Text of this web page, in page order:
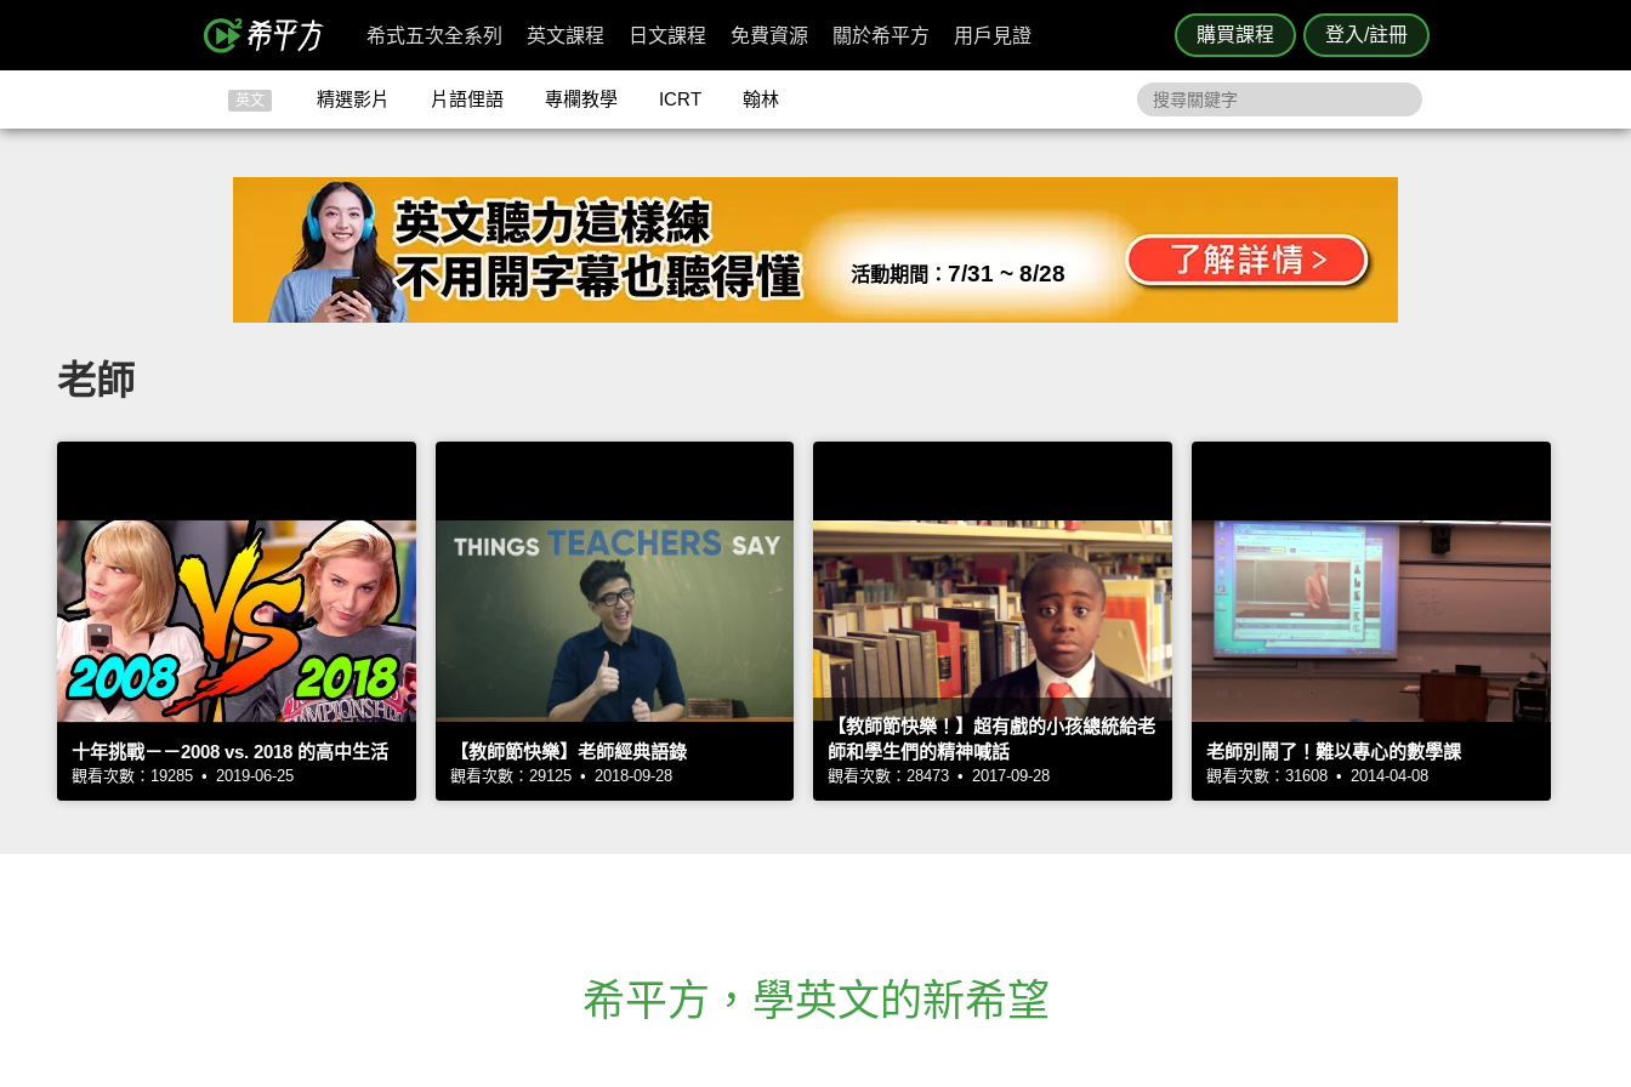
購買課程 登入/註冊
希式五次全系列 英文課程 日文課程 免費資源 關於希平方 用戶見證
英文 精選影片 片語俚語 專欄教學 ICRT 翰林
活動期間： 7/31 ~ 8/28
老師
十年挑戰－－2008 vs. 2018 的高中生活
觀看次數：19285 • 2019-06-25
【教師節快樂】老師經典語錄
觀看次數：29125 • 2018-09-28
【教師節快樂！】超有戲的小孩總統給老
師和學生們的精神喊話
觀看次數：28473 • 2017-09-28
老師別鬧了！難以專心的數學課
觀看次數：31608 • 2014-04-08
希平方 ， 學英文的新希望